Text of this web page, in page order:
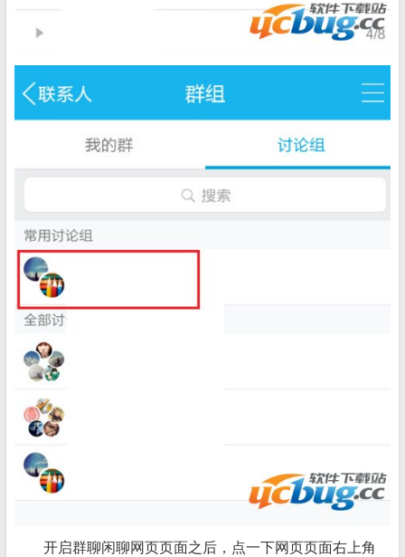
开启群聊闲聊网页页面之后，点一下网页页面右上角